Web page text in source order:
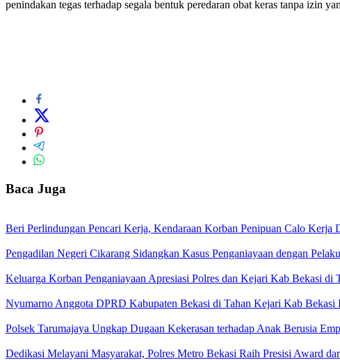
penindakan tegas terhadap segala bentuk peredaran obat keras tanpa izin
Baca Juga
Beri Perlindungan Pencari Kerja, Kendaraan Korban Penipuan Calo Kerja
Pengadilan Negeri Cikarang Sidangkan Kasus Penganiayaan dengan
Keluarga Korban Penganiayaan Apresiasi Polres dan Kejari Kab Bekasi
Nyumarno Anggota DPRD Kabupaten Bekasi di Tahan Kejari Kab Bekasi
Polsek Tarumajaya Ungkap Dugaan Kekerasan terhadap Anak Berusia
Dedikasi Melayani Masyarakat, Polres Metro Bekasi Raih Presisi Award